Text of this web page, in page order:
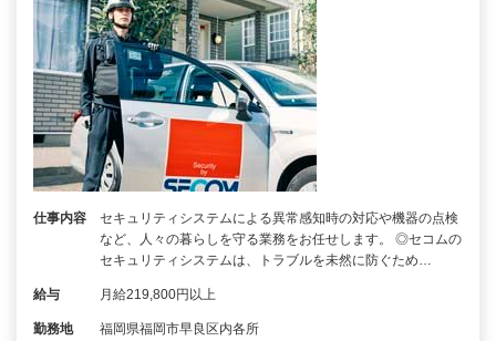
仕事内容
セキュリティシステムによる異常感知時の対応や機器の点検
など、人々の暮らしを守る業務をお任せします。 ◎セコムの
セキュリティシステムは、トラブルを未然に防ぐため…
給与 月給219,800円以上
勤務地 福岡県福岡市早良区内各所